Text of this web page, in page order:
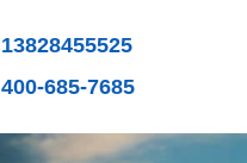
13828455525
400-685-7685